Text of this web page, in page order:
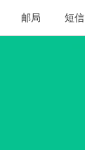
邮局 短信